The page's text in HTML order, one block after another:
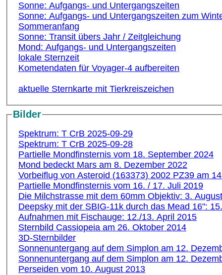
Sonne: Aufgangs- und Untergangszeiten
Sonne: Aufgangs- und Untergangszeiten zum
Sommeranfang
Sonne: Transit übers Jahr / Zeitgleichung
Mond: Aufgangs- und Untergangszeiten
lokale Sternzeit
Kometendaten für Voyager-4 aufbereiten
aktuelle Sternkarte mit Tierkreiszeichen
Bilder
Spektrum: T CrB 2025-09-29
Spektrum: T CrB 2025-09-28
Partielle Mondfinsternis vom 18. September 2024
Mond bedeckt Mars am 8. Dezember 2022
Vorbeiflug von Asteroid (163373) 2002 PZ39 am
Partielle Mondfinsternis vom 16. / 17. Juli 2019
Die Milchstrasse mit dem 60mm Objektiv: 3.
Deepsky mit der SBIG-11k durch das Mead 16":
Aufnahmen mit Fischauge: 12./13. April 2015
Sternbild Cassiopeia am 26. Oktober 2014
3D-Sternbilder
Sonnenuntergang auf dem Simplon am 12.
Sonnenuntergang auf dem Simplon am 12.
Perseiden vom 10. August 2013